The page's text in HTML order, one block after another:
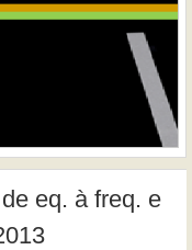
eq. à freq. e